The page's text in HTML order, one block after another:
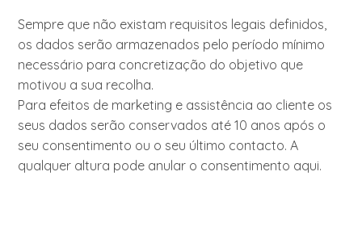
Sempre que não existam requisitos legais definidos,
os dados serão armazenados pelo período mínimo
necessário para concretização do objetivo que
motivou a sua recolha.
Para efeitos de marketing e assistência ao cliente os
seus dados serão conservados até 10 anos após o
seu consentimento ou o seu último contacto. A
qualquer altura pode anular o consentimento aqui.